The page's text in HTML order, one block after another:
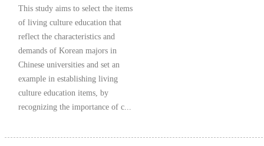
This study aims to select the items
of living culture education that
reflect the characteristics and
demands of Korean majors in
Chinese universities and set an
example in establishing living
culture education items, by
recognizing the importance of c...